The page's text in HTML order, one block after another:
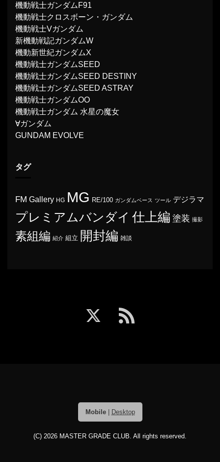
機動戦士ガンダムF91
機動戦士クロスボーン・ガンダム
機動戦士Vガンダム
新機動戦記ガンダムW
機動新世紀ガンダムX
機動戦士ガンダムSEED
機動戦士ガンダムSEED DESTINY
機動戦士ガンダムSEED ASTRAY
機動戦士ガンダムOO
機動戦士ガンダム 水星の魔女
∀ガンダム
GUNDAM EVOLVE
タグ
FM Gallery HG MG RE/100 ガンダムベース ツール デジラマ
プレミアムバンダイ 仕上編 塗装 撮影
素組編 紹介 組立 開封編 雑談
Mobile| Desktop
(C) 2026 MASTER GRADE CLUB . All rights reserved.